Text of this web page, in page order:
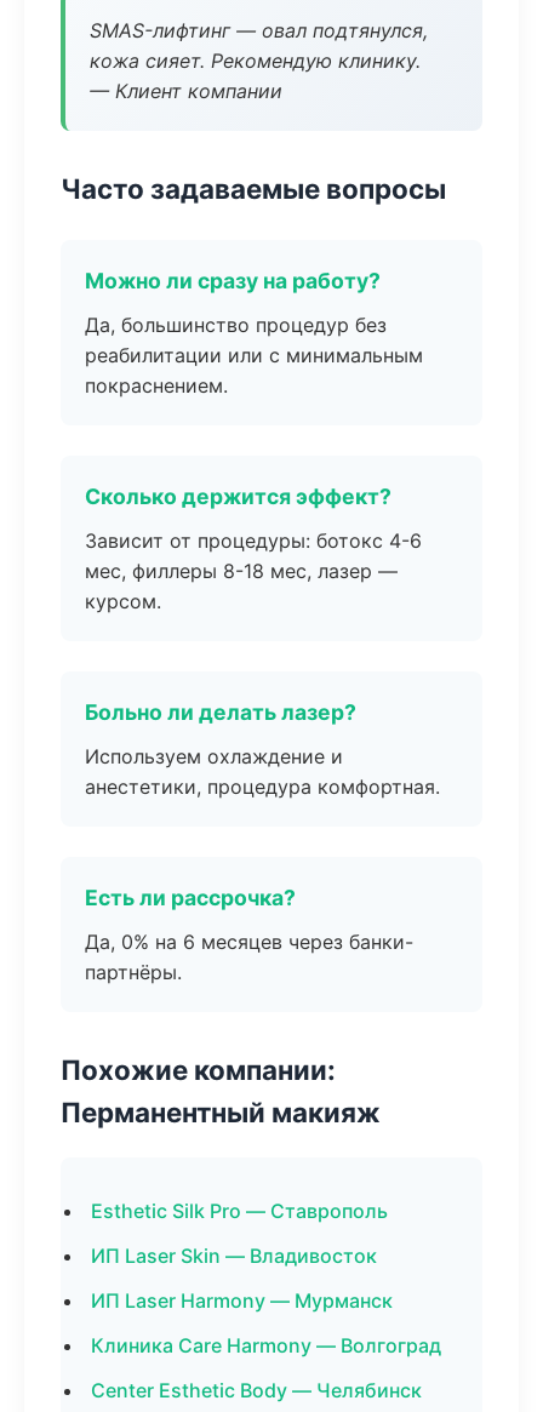
SMAS-лифтинг — овал подтянулся,
кожа сияет. Рекомендую клинику.
— Клиент компании
Часто задаваемые вопросы
Можно ли сразу на работу?
Да, большинство процедур без
реабилитации или с минимальным
покраснением.
Сколько держится эффект?
Зависит от процедуры: ботокс 4-6
мес, филлеры 8-18 мес, лазер —
курсом.
Больно ли делать лазер?
Используем охлаждение и
анестетики, процедура комфортная.
Есть ли рассрочка?
Да, 0% на 6 месяцев через банки-
партнёры.
Похожие компании:
Перманентный макияж
Esthetic Silk Pro — Ставрополь
ИП Laser Skin — Владивосток
ИП Laser Harmony — Мурманск
Клиника Care Harmony — Волгоград
Center Esthetic Body — Челябинск